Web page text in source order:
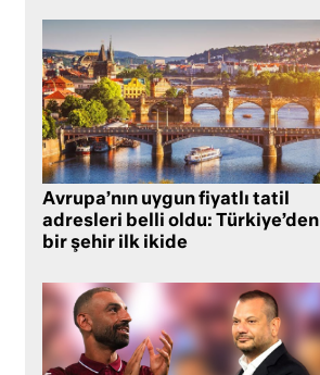
Avrupa’nın uygun fiyatlı tatil
adresleri belli oldu: Türkiye’den
bir şehir ilk ikide